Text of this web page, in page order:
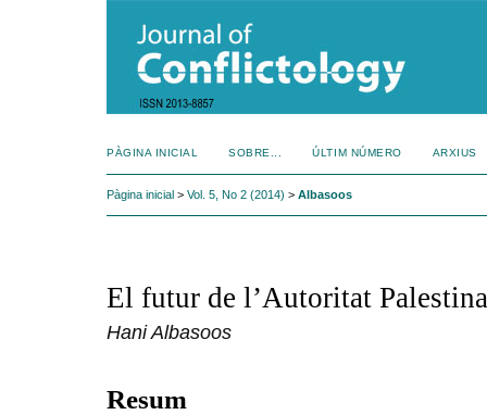
PÀGINA INICIAL SOBRE... ÚLTIM NÚMERO ARXIUS
Pàgina inicial > Vol. 5, No 2 (2014) > Albasoos
El futur de l’Autoritat Palestina
Hani Albasoos
Resum